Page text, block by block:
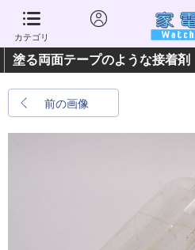
カテゴリ
塗る両面テープのような接着剤
前の画像